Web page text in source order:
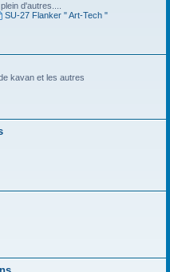
d'autres....
SU-27 Flanker " Art-Tech "
kavan et les autres